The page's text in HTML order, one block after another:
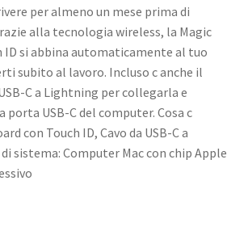
per almeno un mese prima di
alla tecnologia wireless, la Magic
ID si abbina automaticamente al tuo
subito al lavoro. Incluso c anche il
C a Lightning per collegarla e
USB-C del computer. Cosa c
con Touch ID, Cavo da USB-C a
sistema: Computer Mac con chip Apple